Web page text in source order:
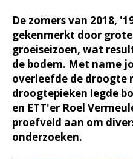
De zomers van 2018,
gekenmerkt door
groeiseizoen, wat
de bodem. Met name
overleefde de droogte
droogtepieken legde
en ETT'er Roel
proefveld aan om
onderzoeken.